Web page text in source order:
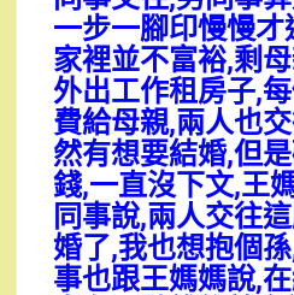
一步一腳印慢慢
家裡並不富裕,剩
外出工作租房子,
費給母親,兩人也
然有想要結婚,但
錢,一直沒下文,王
同事說,兩人交往
婚了,我也想抱個
事也跟王媽媽說,